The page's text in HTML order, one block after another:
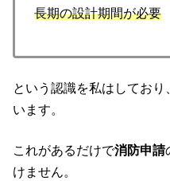
長期の設計期間が必要
という認識を私はしてお
います。
これがあるだけで消防申請
けません。